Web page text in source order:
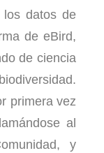
los datos de
de eBird,
de ciencia
primera vez
al
y